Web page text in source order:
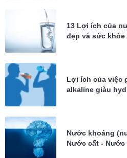
13 Lợi ích của
đẹp và sức khỏe
Lợi ích của việc
alkaline giàu
Nước khoáng
Nước cất -